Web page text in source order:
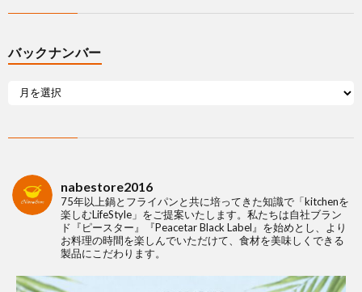
バックナンバー
nabestore2016
75年以上鍋とフライパンと共に培ってきた知識で「kitchenを
楽しむLifeStyle」をご提案いたします。私たちは自社ブラン
ド『ピースター』『Peacetar Black Label』を始めとし、より
お料理の時間を楽しんでいただけて、食材を美味しくできる
製品にこだわります。